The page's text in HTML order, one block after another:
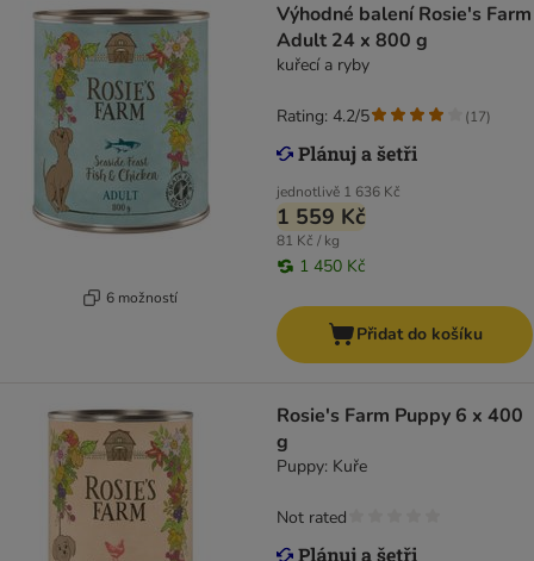
6 možností
Výhodné balení Rosie's Farm
Adult 24 x 800 g
kuřecí a ryby
jednotlivě 1 636 Kč
1 559 Kč
81 Kč / kg
1 450 Kč
Rating: 4.2/5 (17)
Přidat do košíku
Rosie's Farm Puppy 6 x 400
g
Puppy: Kuře
Not rated